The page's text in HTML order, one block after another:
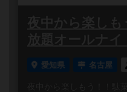
夜中から楽し
放題オールナ
愛知県 名古屋
夜中から楽しもう！！駄